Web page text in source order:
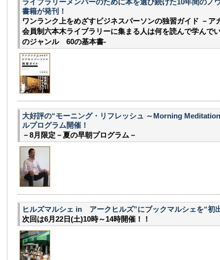
ライブラリーメンバーのために本を選び続けた10年間のノ
書籍が発刊！
ワンランク上をめざすビジネスパーソンの独習ガイド －ア
会員制六本木ライブラリーに集まる人は何を読んで学んで
のジャンル 60の基本書-
大好評の“モーニング・リフレッシュ ～Morning
ルプログラム開催！
－8月限定－夏の早朝プログラム－
ヒルズマルシェ in アークヒルズ”にブックマルシェを“初
次回は6月22日(土)10時～14時開催！！